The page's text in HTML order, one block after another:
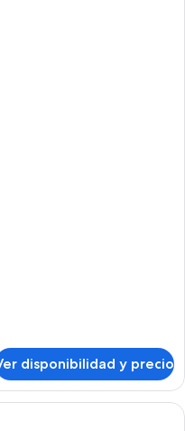
disponibilidad y precio